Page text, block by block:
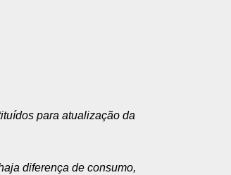
para atualização da
diferença de consumo,